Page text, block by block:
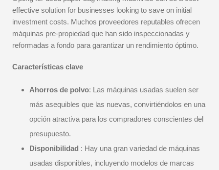
effective solution for businesses looking to save on initial
investment costs. Muchos proveedores reputables ofrecen
máquinas pre-propiedad que han sido inspeccionadas y
reformadas a fondo para garantizar un rendimiento óptimo.
Características clave
Ahorros de polvo: Las máquinas usadas suelen ser
más asequibles que las nuevas, convirtiéndolos en una
opción atractiva para los compradores conscientes del
presupuesto.
Disponibilidad : Hay una gran variedad de máquinas
usadas disponibles, incluyendo modelos de marcas